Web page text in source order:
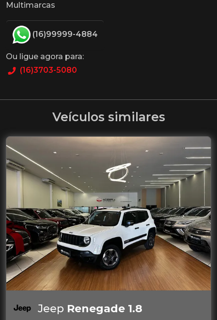
Multimarcas
(16)99999-4884
Ou ligue agora para:
(16)3703-5080
Veículos similares
Jeep Renegade 1.8